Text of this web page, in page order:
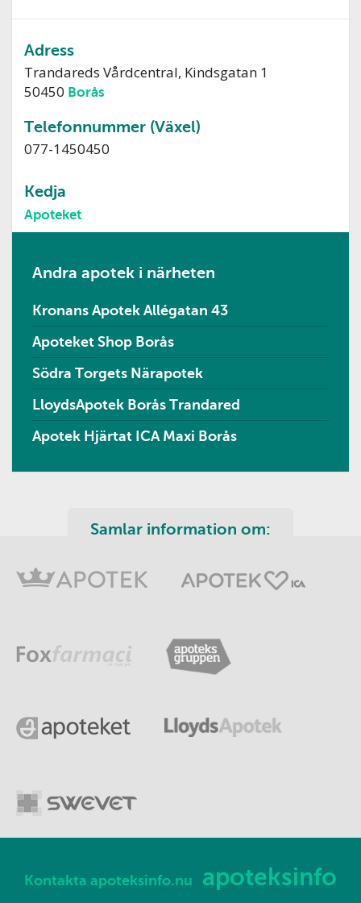
Adress
Trandareds Vårdcentral, Kindsgatan 1
50450 Borås
Telefonnummer (Växel)
077-1450450
Kedja
Apoteket
Andra apotek i närheten
Kronans Apotek Allégatan 43
Apoteket Shop Borås
Södra Torgets Närapotek
LloydsApotek Borås Trandared
Apotek Hjärtat ICA Maxi Borås
Samlar information om:
Kontakta apoteksinfo.nu apoteksinfo